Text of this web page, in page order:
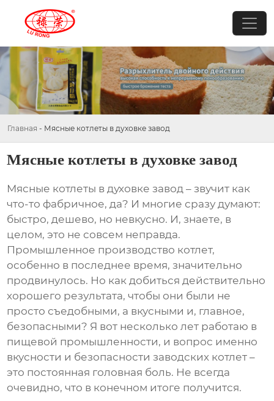
Главная - Мясные котлеты в духовке завод
Мясные котлеты в духовке завод
Мясные котлеты в духовке завод – звучит как
что-то фабричное, да? И многие сразу думают:
быстро, дешево, но невкусно. И, знаете, в
целом, это не совсем неправда.
Промышленное производство котлет,
особенно в последнее время, значительно
продвинулось. Но как добиться действительно
хорошего результата, чтобы они были не
просто съедобными, а вкусными и, главное,
безопасными? Я вот несколько лет работаю в
пищевой промышленности, и вопрос именно
вкусности и безопасностизаводских котлет –
это постоянная головная боль. Не всегда
очевидно, что в конечном итоге получится.